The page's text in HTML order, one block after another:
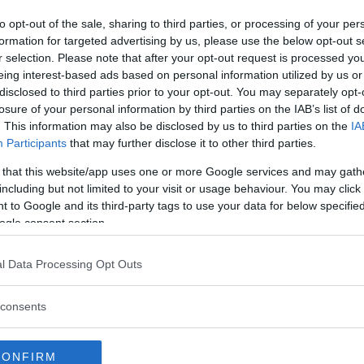
opt-out of the sale, sharing to third parties, or processing of your
for targeted advertising by us, please use the below opt-out
selection. Please note that after your opt-out request is processed
interest-based ads based on personal information utilized by us
to third parties prior to your opt-out. You may separately
of your personal information by third parties on the IAB’s list of
This information may also be disclosed by us to third parties on the
Participants that may further disclose it to other third parties.
that this website/app uses one or more Google services and may
but not limited to your visit or usage behaviour. You may
to Google and its third-party tags to use your data for below
consent section.
Data Processing Opt Outs
på att vindrutetorkaren torkar sämre utan också
nämligen bilar byggda mellan 20 maj 2017 och 25
Bilägarna kontaktas av Volvo och får boka
även gäller svenska bilar, totalt 34 000
vindrutetorkaren. I sällsynta fall finns en risk att
fast med korrekt vridmoment, och åtgärden är
olyckor relaterade till den här återkallelsen”,
ett mejlsvar till Vi Bilägare.
drabbar 2,2 miljoner bilar